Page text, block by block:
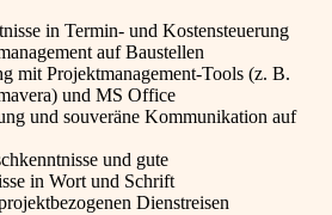
in Termin- und Kostensteuerung
auf Baustellen
mit Projektmanagement-Tools (z. B.
und MS Office
und souveräne Kommunikation auf
und gute
in Wort und Schrift
Dienstreisen